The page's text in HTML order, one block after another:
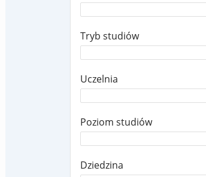
Tryb studiów
Uczelnia
Poziom studiów
Dziedzina